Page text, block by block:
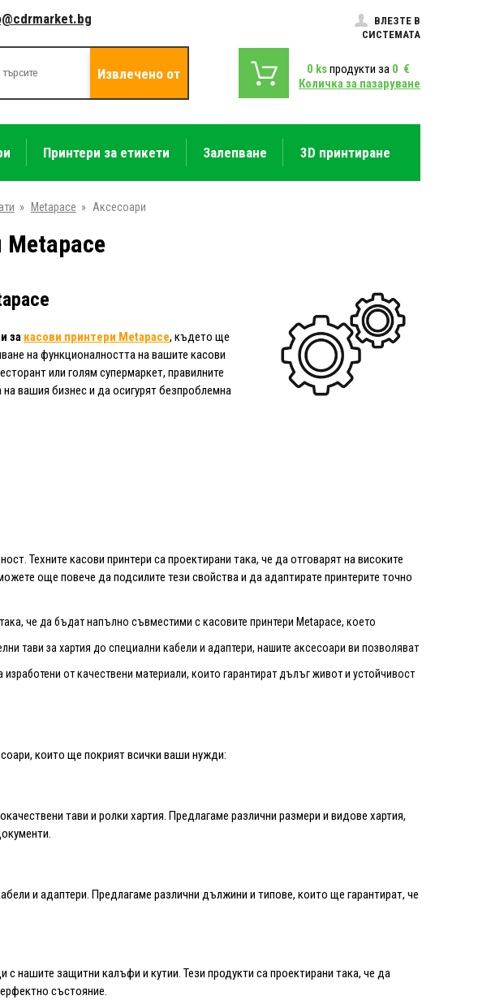
ВЛЕЗТЕ В
СИСТЕМАТА
Извлечено от 0 ksпродукти за 0 €
Количка за пазаруване
Принтери за етикети Залепване 3D принтиране
» Metapace » Аксесоари
Metapace
за касови принтери Metapace, където ще
на функционалността на вашите касови
или голям супермаркет, правилните
вашия бизнес и да осигурят безпроблемна
Техните касови принтери са проектирани така, че да отговарят на високите
още повече да подсилите тези свойства и да адаптирате принтерите точно
че да бъдат напълно съвместими с касовите принтери Metapace, което
тави за хартия до специални кабели и адаптери, нашите аксесоари ви позволяват
изработени от качествени материали, които гарантират дълъг живот и устойчивост
които ще покрият всички ваши нужди:
тави и ролки хартия. Предлагаме различни размери и видове хартия,
и адаптери. Предлагаме различни дължини и типове, които ще гарантират, че
с нашите защитни калъфи и кутии. Тези продукти са проектирани така, че да
състояние.